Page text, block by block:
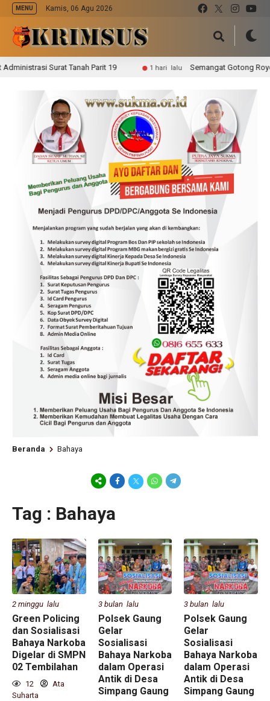
MENU Kamis, 06 Agu 2026
Surat Tanah Parit 19 1 hari lalu Semangat Gotong Royong,
Beranda Bahaya
Tag : Bahaya
2 minggu lalu
Green Policing
dan Sosialisasi
Bahaya Narkoba
Digelar di SMPN
02 Tembilahan
12
Ata
Suharta
3 bulan lalu
Polsek Gaung
Gelar
Sosialisasi
Bahaya Narkoba
dalam Operasi
Antik di Desa
Simpang Gaung
3 bulan lalu
Polsek Gaung
Gelar
Sosialisasi
Bahaya Narkoba
dalam Operasi
Antik di Desa
Simpang Gaung